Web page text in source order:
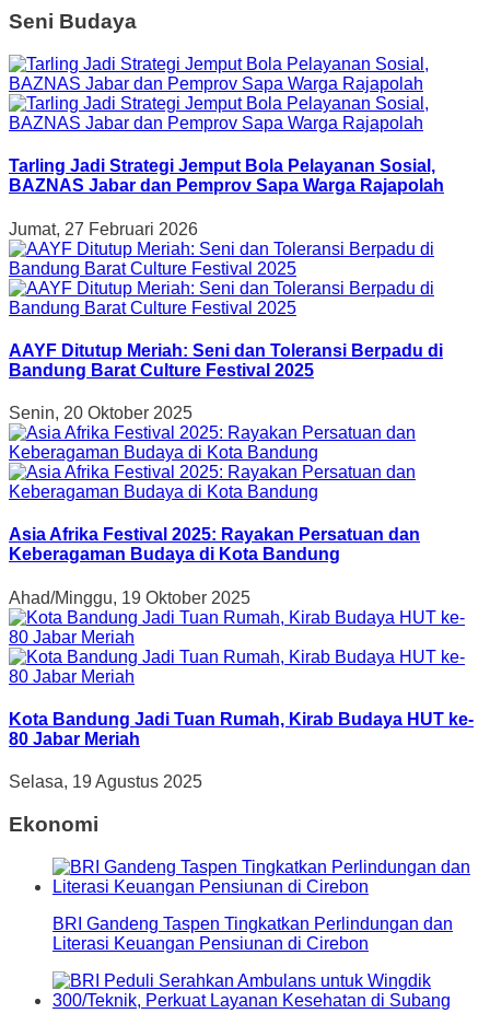
Seni Budaya
Tarling Jadi Strategi Jemput Bola Pelayanan Sosial,
BAZNAS Jabar dan Pemprov Sapa Warga Rajapolah
Jumat, 27 Februari 2026
AAYF Ditutup Meriah: Seni dan Toleransi Berpadu di
Bandung Barat Culture Festival 2025
Senin, 20 Oktober 2025
Asia Afrika Festival 2025: Rayakan Persatuan dan
Keberagaman Budaya di Kota Bandung
Ahad/Minggu, 19 Oktober 2025
Kota Bandung Jadi Tuan Rumah, Kirab Budaya HUT ke-
80 Jabar Meriah
Selasa, 19 Agustus 2025
Ekonomi
BRI Gandeng Taspen Tingkatkan Perlindungan dan
Literasi Keuangan Pensiunan di Cirebon